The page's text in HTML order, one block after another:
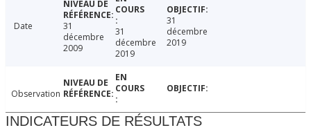
Date
31
décembre
2009
31
décembre
2019
31
décembre
2019
Observation
INDICATEURS DE RÉSULTATS